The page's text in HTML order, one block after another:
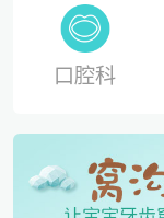
口腔科